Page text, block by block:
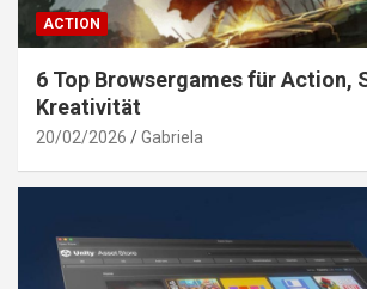
ACTION
6 Top Browsergames für Action,
Kreativität
20/02/2026 Gabriela